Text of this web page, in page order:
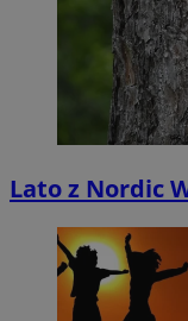
Lato z Nordic